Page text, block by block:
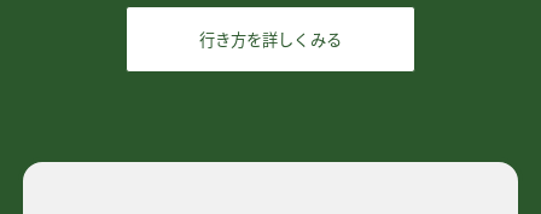
行き方を詳しくみる